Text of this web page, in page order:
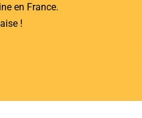
en France.
!